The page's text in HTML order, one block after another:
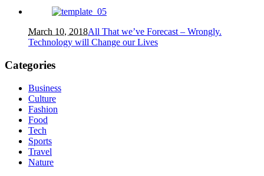
March 10, 2018All That we’ve Forecast – Wrongly.
Technology will Change our Lives
Categories
Business
Culture
Fashion
Food
Tech
Sports
Travel
Nature